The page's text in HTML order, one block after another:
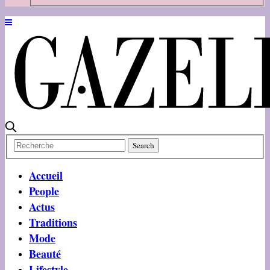
Accueil
People
Actus
Traditions
Mode
Beauté